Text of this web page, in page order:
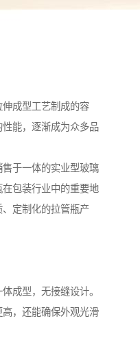
成型工艺制成的容
能，逐渐成为众多品
于一体的实业型玻璃
包装行业中的重要地
定制化的拉管瓶产
成型，无接缝设计。
，还能确保外观光滑